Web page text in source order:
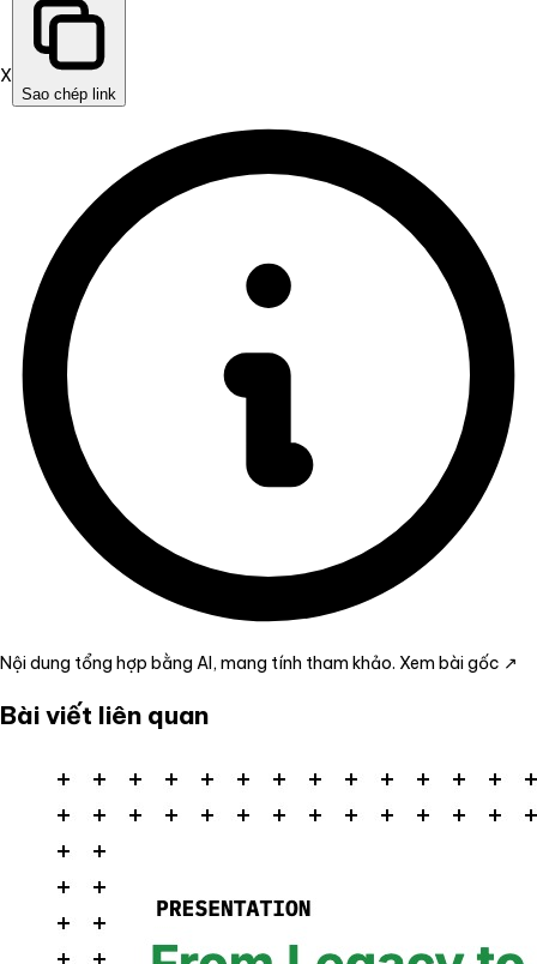
X
Sao chép link
Nội dung tổng hợp bằng AI, mang tính tham khảo. Xem bài gốc ↗
Bài viết liên quan